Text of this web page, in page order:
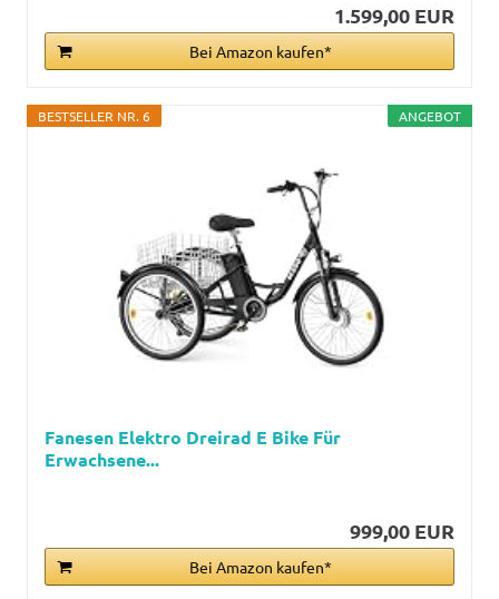
1.599,00 EUR
Bei Amazon kaufen*
ANGEBOT
BESTSELLER NR. 6
Fanesen Elektro Dreirad E Bike Für
Erwachsene...
999,00 EUR
Bei Amazon kaufen*